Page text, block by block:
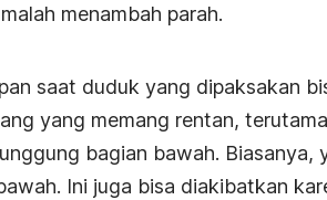
menambah parah.
saat duduk yang dipaksakan
yang memang rentan,
bagian bawah. Biasanya,
Ini juga bisa diakibatkan